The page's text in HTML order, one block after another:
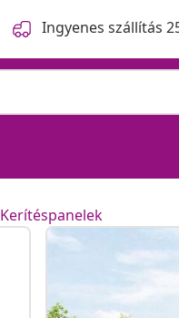
Ingyenes szállítás
Kerítéspanelek